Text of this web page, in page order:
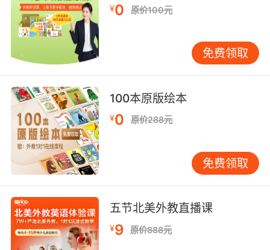
抑郁是一条缓缓滑行的大蟒
10. Because you're a snake, who slithered her
way into my family.
因为你是个阴险的人 偷偷进入我家
¥0 原价100元
免费领取
100本原版绘本
¥0 原价288元
免费领取
五节北美外教直播课
¥9 原价888元